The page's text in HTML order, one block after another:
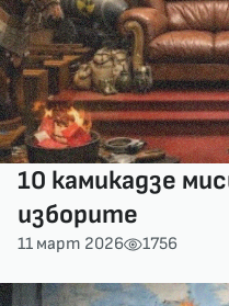
10 камикадзе
изборите
11 март 2026 1756